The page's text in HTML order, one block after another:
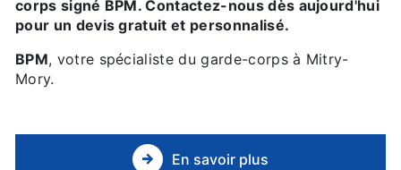
corps signé BPM. Contactez-nous dès aujourd'hui
pour un devis gratuit et personnalisé.
BPM, votre spécialiste du garde-corps à Mitry-
Mory.
En savoir plus